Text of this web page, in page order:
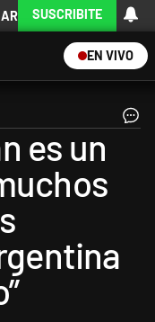
SUSCRIBITE
EN VIVO
es un